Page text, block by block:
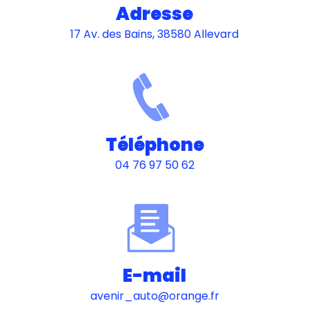
Adresse
17 Av. des Bains, 38580 Allevard
Téléphone
04 76 97 50 62
E-mail
avenir_auto@orange.fr